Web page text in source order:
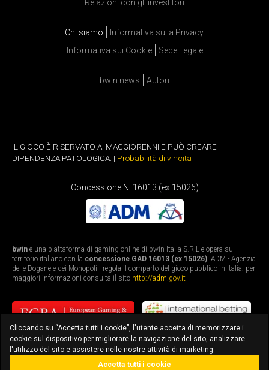
Relazioni con gli investitori
Chi siamo
Informativa sulla Privacy
Informativa sui Cookie
Sede Legale
bwin news Autori
IL GIOCO È RISERVATO AI MAGGIORENNI E PUÒ CREARE
DIPENDENZA PATOLOGICA. | Probabilità di vincita
Concessione N. 16013 (ex 15026)
bwin è una piattaforma di gaming online di bwin Italia S.R.L e opera sul
territorio italiano con la concessione GAD 16013 (ex 15026). ADM - Agenzia
delle Dogane e dei Monopoli - regola il comparto del gioco pubblico in Italia: per
maggiori informazioni consulta il sito http://adm.gov.it
Cliccando su “Accetta tutti i cookie”, l'utente accetta di memorizzare i
cookie sul dispositivo per migliorare la navigazione del sito, analizzare
l'utilizzo del sito e assistere nelle nostre attività di marketing.
Accetta tutti i cookie